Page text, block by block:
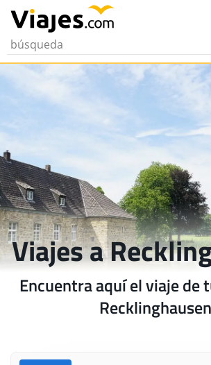
Viajes a
Encuentra aquí el viaje de
Recklinghausen